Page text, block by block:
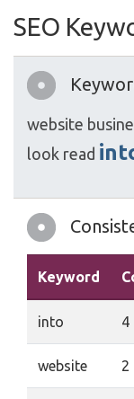
SEO
website
look read
Keyword
into 4
website 2